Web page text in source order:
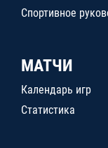
Спортивное
МАТЧИ
Календарь игр
Статистика